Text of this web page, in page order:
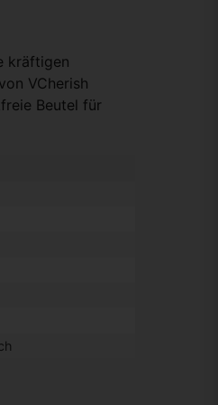
kräftigen
VCherish
Beutel für